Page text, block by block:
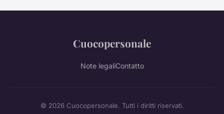
Cuocopersonale
Note legaliContatto
© 2026 Cuocopersonale. Tutti i diritti riservati.